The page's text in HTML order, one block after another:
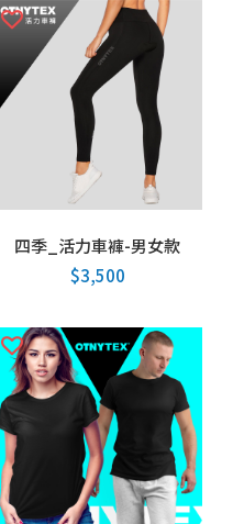
四季_活力車褲-男女款
$3,500